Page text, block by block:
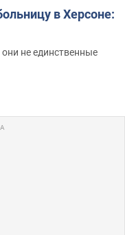
в Херсоне:
не единственные